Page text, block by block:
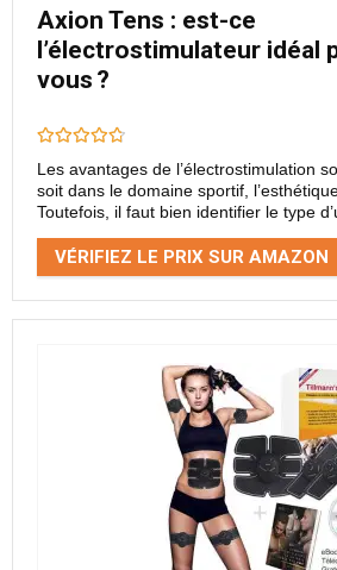
Axion Tens : est-ce
l’électrostimulateur idéal
vous ?
Les avantages de l’électrostimulation
soit dans le domaine sportif,
Toutefois, il faut bien identifier le type
VÉRIFIEZ LE PRIX SUR AMAZON